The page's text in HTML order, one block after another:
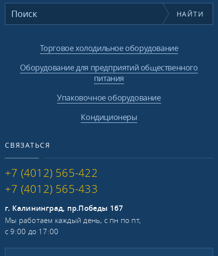
НАЙТИ
Торговое холодильное оборудование
Оборудование для предприятий общественного
питания
Упаковочное оборудование
Кондиционеры
СВЯЗАТЬСЯ
+7 (4012) 565-422
+7 (4012) 565-433
г. Калининград, пр.Победы 167
Мы работаем каждый день, с пн по пт,
с 9:00 до 17:00